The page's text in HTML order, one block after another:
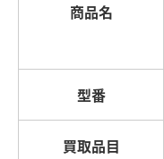
商品名
型番
買取品目